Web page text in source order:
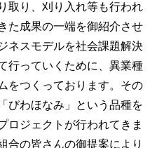
取り、刈り入れ等も行われ
た成果の一端を御紹介させ
ネスモデルを社会課題解決
行っていくために、異業種
をつくっております。その
びわほなみ」という品種を
ロジェクトが行われてきま
合の皆さんの御提案により